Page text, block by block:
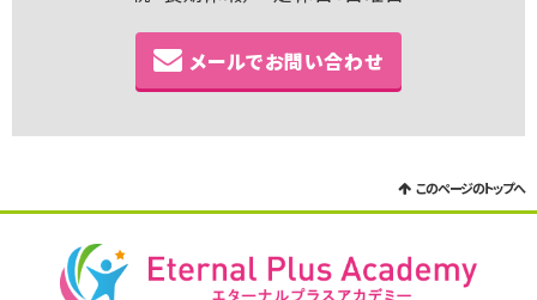
メールでお問い合わせ
このページのトップへ